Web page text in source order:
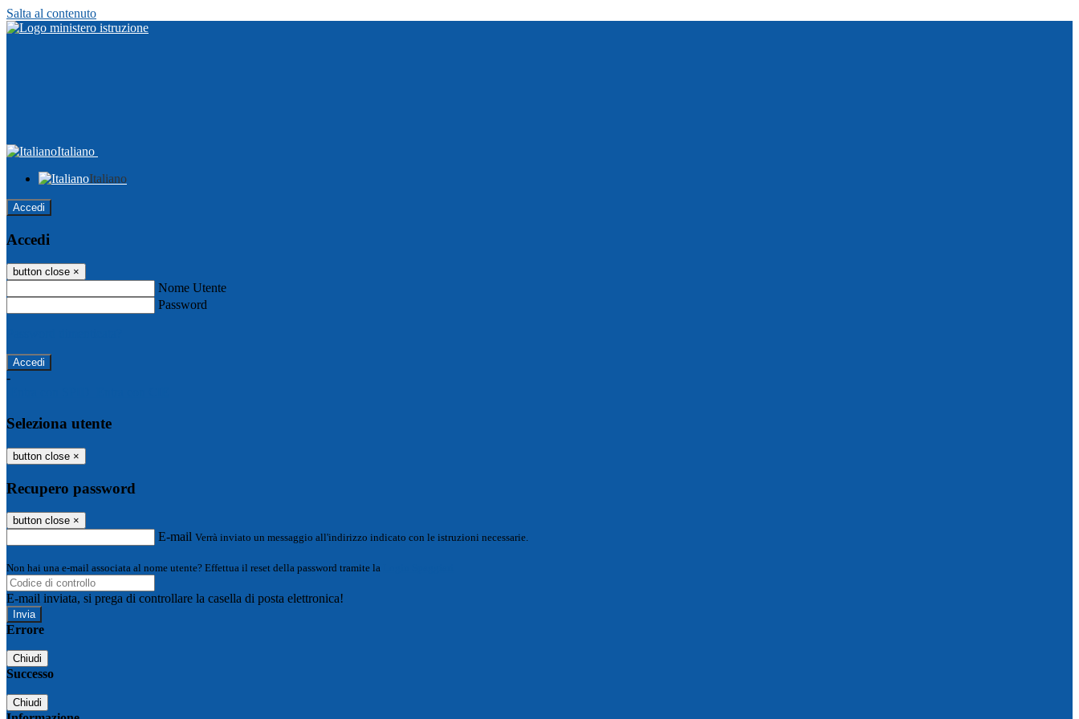
Salta al contenuto
Italiano
Italiano
Accedi
Accedi
button close ×
Nome Utente
Password
-
Seleziona utente
button close ×
Recupero password
button close ×
E-mail Verrà inviato un messaggio all'indirizzo indicato con le istruzioni necessarie.
Non hai una e-mail associata al nome utente? Effettua il reset della password tramite la
E-mail inviata, si prega di controllare la casella di posta elettronica!
Errore
Chiudi
Successo
Chiudi